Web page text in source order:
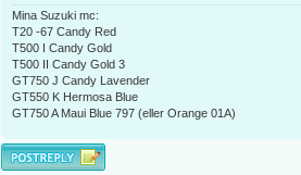
Mina Suzuki mc:
T20 -67 Candy Red
T500 I Candy Gold
T500 II Candy Gold 3
GT750 J Candy Lavender
GT550 K Hermosa Blue
GT750 A Maui Blue 797 (eller Orange 01A)
Besvara